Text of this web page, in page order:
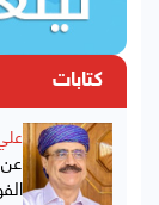
كتابات